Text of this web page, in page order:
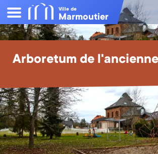
Ville de
Marmoutier
Arboretum de